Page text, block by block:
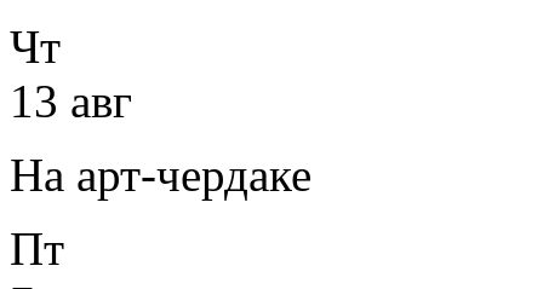
Чт
13 авг
На арт-чердаке
Пт